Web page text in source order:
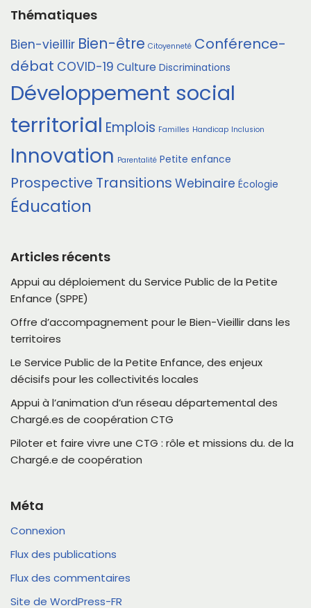
Thématiques
Bien-vieillir Bien-être Citoyenneté Conférence-
débat COVID-19 Culture Discriminations
Développement social
territorial Emplois Familles Handicap Inclusion
Innovation Parentalité Petite enfance
Prospective Transitions Webinaire Écologie
Éducation
Articles récents
Appui au déploiement du Service Public de la Petite
Enfance (SPPE)
Offre d’accompagnement pour le Bien-Vieillir dans les
territoires
Le Service Public de la Petite Enfance, des enjeux
décisifs pour les collectivités locales
Appui à l’animation d’un réseau départemental des
Chargé.es de coopération CTG
Piloter et faire vivre une CTG : rôle et missions du. de la
Chargé.e de coopération
Méta
Connexion
Flux des publications
Flux des commentaires
Site de WordPress-FR